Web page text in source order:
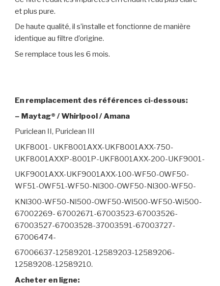
et plus pure.
De haute qualité, il s’installe et fonctionne de manière
identique au filtre d’origine.
Se remplace tous les 6 mois.
En remplacement des références ci-dessous:
– Maytag® / Whirlpool / Amana
Puriclean II, Puriclean III
UKF8001- UKF8001AXX-UKF8001AXX-750-
UKF8001AXXP-8001P-UKF8001AXX-200-UKF9001-
UKF9001AXX-UKF9001AXX-100-WF50-OWF50-
WF51-OWF51-WF50-Nl300-OWF50-Nl300-WF50-
KNl300-WF50-Nl500-OWF50-Wl500-WF50-Wi500-
67002269- 67002671-67003523-67003526-
67003527-67003528-37003591-67003727-
67006474-
67006637-12589201-12589203-12589206-
12589208-12589210.
Acheter en ligne: